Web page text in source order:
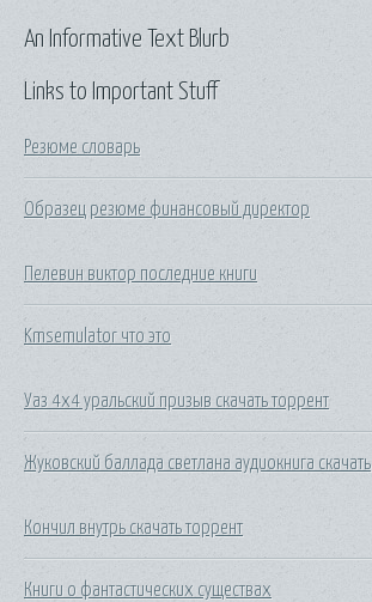
Links to Important Stuff
Резюме словарь
Образец резюме финансовый директор
Пелевин виктор последние книги
Kmsemulator что это
Уаз 4х4 уральский призыв скачать торрент
Жуковский баллада светлана аудиокнига скачать
Кончил внутрь скачать торрент
Книги о фантастических существах
An Informative Text Blurb